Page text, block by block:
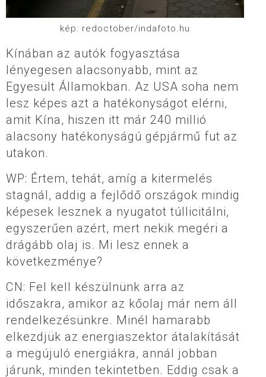
kép: redoctober/indafoto.hu
Kínában az autók fogyasztása
lényegesen alacsonyabb, mint az
Egyesült Államokban. Az USA soha nem
lesz képes azt a hatékonyságot elérni,
amit Kína, hiszen itt már 240 millió
alacsony hatékonyságú gépjármű fut az
utakon.
WP: Értem, tehát, amíg a kitermelés
stagnál, addig a fejlődő országok mindig
képesek lesznek a nyugatot túllicitálni,
egyszerűen azért, mert nekik megéri a
drágább olaj is. Mi lesz ennek a
következménye?
CN: Fel kell készülnünk arra az
időszakra, amikor az kőolaj már nem áll
rendelkezésünkre. Minél hamarabb
elkezdjük az energiaszektor átalakítását
a megújuló energiákra, annál jobban
járunk, minden tekintetben. Eddig csak a